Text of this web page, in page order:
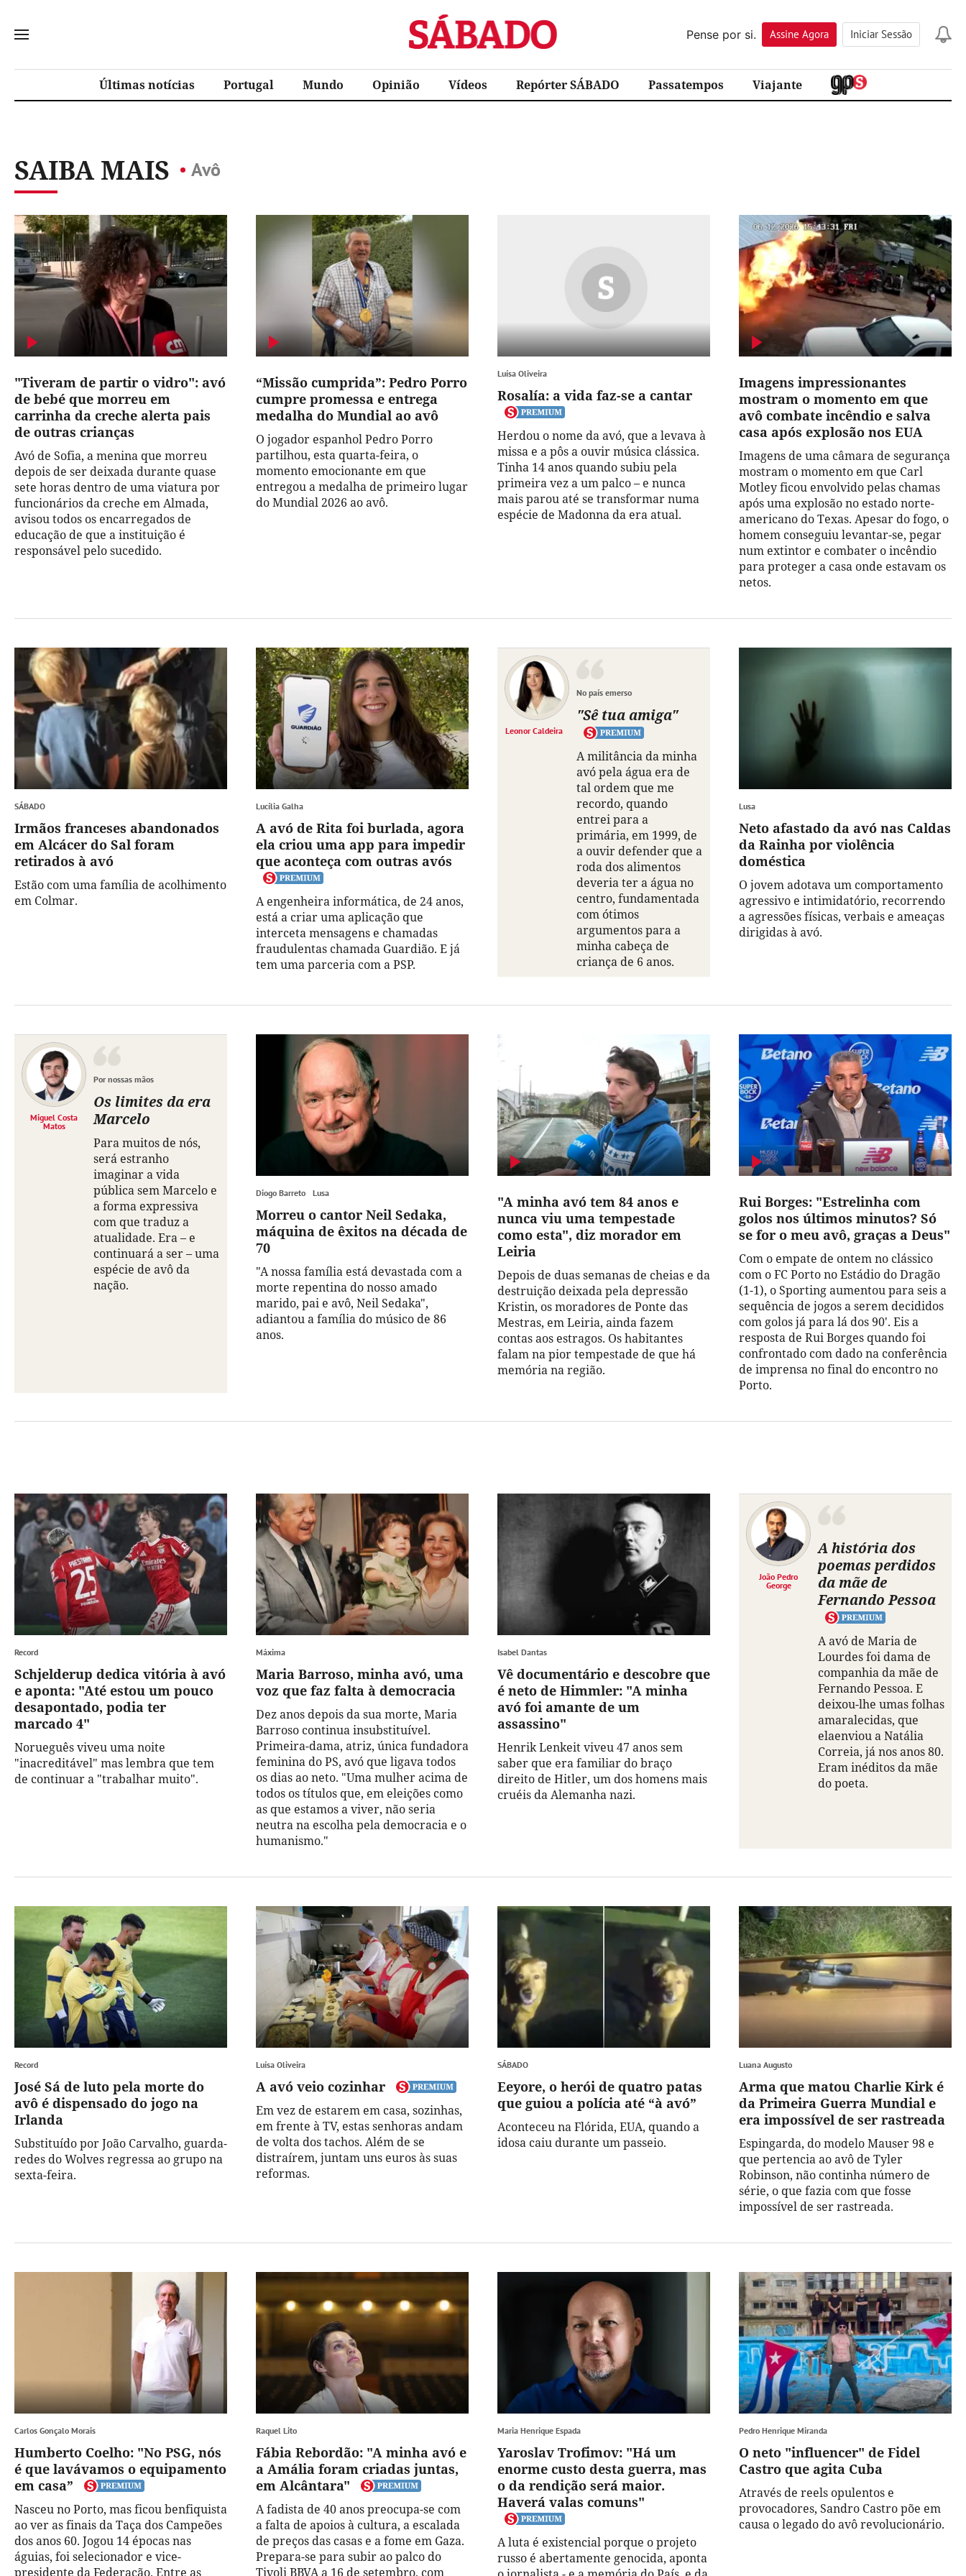
Sábado
Pense por si.
Assine Agora Iniciar Sessão
Últimas notícias Portugal Mundo Opinião Vídeos Repórter SÁBADO Passatempos Viajante
SAIBA MAIS Avô
"Tiveram de partir o vidro": avó
de bebé que morreu em
carrinha da creche alerta pais
de outras crianças
Avó de Sofia, a menina que morreu
depois de ser deixada durante quase
sete horas dentro de uma viatura por
funcionários da creche em Almada,
avisou todos os encarregados de
educação de que a instituição é
responsável pelo sucedido.
“Missão cumprida”: Pedro Porro
cumpre promessa e entrega
medalha do Mundial ao avô
O jogador espanhol Pedro Porro
partilhou, esta quarta-feira, o
momento emocionante em que
entregou a medalha de primeiro lugar
do Mundial 2026 ao avô.
Luísa Oliveira
Rosalía: a vida faz-se a cantar
Herdou o nome da avó, que a levava à
missa e a pôs a ouvir música clássica.
Tinha 14 anos quando subiu pela
primeira vez a um palco – e nunca
mais parou até se transformar numa
espécie de Madonna da era atual.
Imagens impressionantes
mostram o momento em que
avô combate incêndio e salva
casa após explosão nos EUA
Imagens de uma câmara de segurança
mostram o momento em que Carl
Motley ficou envolvido pelas chamas
após uma explosão no estado norte-
americano do Texas. Apesar do fogo, o
homem conseguiu levantar-se, pegar
num extintor e combater o incêndio
para proteger a casa onde estavam os
netos.
SÁBADO
Irmãos franceses abandonados
em Alcácer do Sal foram
retirados à avó
Estão com uma família de acolhimento
em Colmar.
Lucília Galha
A avó de Rita foi burlada, agora
ela criou uma app para impedir
que aconteça com outras avós
A engenheira informática, de 24 anos,
está a criar uma aplicação que
interceta mensagens e chamadas
fraudulentas chamada Guardião. E já
tem uma parceria com a PSP.
Leonor Caldeira
No país emerso
"Sê tua amiga"
A militância da minha
avó pela água era de
tal ordem que me
recordo, quando
entrei para a
primária, em 1999, de
a ouvir defender que a
roda dos alimentos
deveria ter a água no
centro, fundamentada
com ótimos
argumentos para a
minha cabeça de
criança de 6 anos.
Lusa
Neto afastado da avó nas Caldas
da Rainha por violência
doméstica
O jovem adotava um comportamento
agressivo e intimidatório, recorrendo
a agressões físicas, verbais e ameaças
dirigidas à avó.
Miguel Costa
Matos
Por nossas mãos
Os limites da era
Marcelo
Para muitos de nós,
será estranho
imaginar a vida
pública sem Marcelo e
a forma expressiva
com que traduz a
atualidade. Era – e
continuará a ser – uma
espécie de avô da
nação.
Diogo Barreto Lusa
Morreu o cantor Neil Sedaka,
máquina de êxitos na década de
70
"A nossa família está devastada com a
morte repentina do nosso amado
marido, pai e avô, Neil Sedaka",
adiantou a família do músico de 86
anos.
"A minha avó tem 84 anos e
nunca viu uma tempestade
como esta", diz morador em
Leiria
Depois de duas semanas de cheias e da
destruição deixada pela depressão
Kristin, os moradores de Ponte das
Mestras, em Leiria, ainda fazem
contas aos estragos. Os habitantes
falam na pior tempestade de que há
memória na região.
Rui Borges: "Estrelinha com
golos nos últimos minutos? Só
se for o meu avô, graças a Deus"
Com o empate de ontem no clássico
com o FC Porto no Estádio do Dragão
(1-1), o Sporting aumentou para seis a
sequência de jogos a serem decididos
com golos já para lá dos 90'. Eis a
resposta de Rui Borges quando foi
confrontado com dado na conferência
de imprensa no final do encontro no
Porto.
Record
Schjelderup dedica vitória à avó
e aponta: "Até estou um pouco
desapontado, podia ter
marcado 4"
Norueguês viveu uma noite
"inacreditável" mas lembra que tem
de continuar a "trabalhar muito".
Máxima
Maria Barroso, minha avó, uma
voz que faz falta à democracia
Dez anos depois da sua morte, Maria
Barroso continua insubstituível.
Primeira-dama, atriz, única fundadora
feminina do PS, avó que ligava todos
os dias ao neto. "Uma mulher acima de
todos os títulos que, em eleições como
as que estamos a viver, não seria
neutra na escolha pela democracia e o
humanismo."
Isabel Dantas
Vê documentário e descobre que
é neto de Himmler: "A minha
avó foi amante de um
assassino"
Henrik Lenkeit viveu 47 anos sem
saber que era familiar do braço
direito de Hitler, um dos homens mais
cruéis da Alemanha nazi.
João Pedro
George
A história dos
poemas perdidos
da mãe de
Fernando Pessoa
A avó de Maria de
Lourdes foi dama de
companhia da mãe de
Fernando Pessoa. E
deixou-lhe umas folhas
amaralecidas, que
elaenviou a Natália
Correia, já nos anos 80.
Eram inéditos da mãe
do poeta.
Record
José Sá de luto pela morte do
avô é dispensado do jogo na
Irlanda
Substituído por João Carvalho, guarda-
redes do Wolves regressa ao grupo na
sexta-feira.
Luísa Oliveira
A avó veio cozinhar
Em vez de estarem em casa, sozinhas,
em frente à TV, estas senhoras andam
de volta dos tachos. Além de se
distraírem, juntam uns euros às suas
reformas.
SÁBADO
Eeyore, o herói de quatro patas
que guiou a polícia até “à avó”
Aconteceu na Flórida, EUA, quando a
idosa caiu durante um passeio.
Luana Augusto
Arma que matou Charlie Kirk é
da Primeira Guerra Mundial e
era impossível de ser rastreada
Espingarda, do modelo Mauser 98 e
que pertencia ao avô de Tyler
Robinson, não continha número de
série, o que fazia com que fosse
impossível de ser rastreada.
Carlos Gonçalo Morais
Humberto Coelho: "No PSG, nós
é que lavávamos o equipamento
em casa”
Nasceu no Porto, mas ficou benfiquista
ao ver as finais da Taça dos Campeões
dos anos 60. Jogou 14 épocas nas
águias, foi selecionador e vice-
presidente da Federação. Entre as
Raquel Lito
Fábia Rebordão: "A minha avó e
a Amália foram criadas juntas,
em Alcântara"
A fadista de 40 anos preocupa-se com
a falta de apoios à cultura, a escalada
de preços das casas e a fome em Gaza.
Prepara-se para subir ao palco do
Tivoli BBVA a 16 de setembro, com
Maria Henrique Espada
Yaroslav Trofimov: "Há um
enorme custo desta guerra, mas
o da rendição será maior.
Haverá valas comuns"
A luta é existencial porque o projeto
russo é abertamente genocida, aponta
Pedro Henrique Miranda
O neto "influencer" de Fidel
Castro que agita Cuba
Através de reels opulentos e
provocadores, Sandro Castro põe em
causa o legado do avô revolucionário.